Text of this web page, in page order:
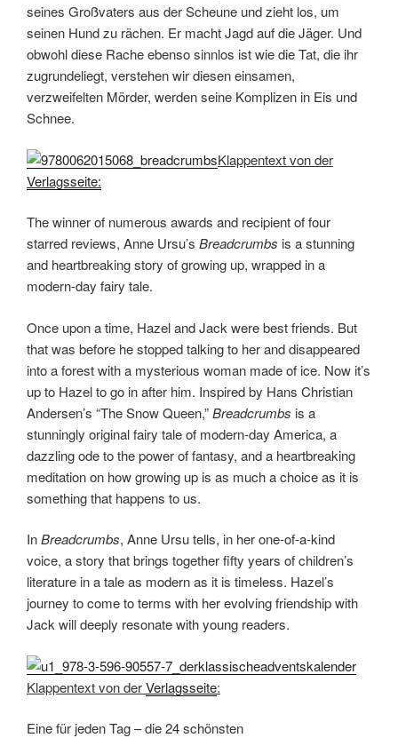
seines Großvaters aus der Scheune und zieht los, um
seinen Hund zu rächen. Er macht Jagd auf die Jäger. Und
obwohl diese Rache ebenso sinnlos ist wie die Tat, die ihr
zugrundeliegt, verstehen wir diesen einsamen,
verzweifelten Mörder, werden seine Komplizen in Eis und
Schnee.
Klappentext von der
Verlagsseite:
The winner of numerous awards and recipient of four
starred reviews, Anne Ursu’s Breadcrumbs is a stunning
and heartbreaking story of growing up, wrapped in a
modern-day fairy tale.
Once upon a time, Hazel and Jack were best friends. But
that was before he stopped talking to her and disappeared
into a forest with a mysterious woman made of ice. Now it’s
up to Hazel to go in after him. Inspired by Hans Christian
Andersen’s “The Snow Queen,”Breadcrumbs is a
stunningly original fairy tale of modern-day America, a
dazzling ode to the power of fantasy, and a heartbreaking
meditation on how growing up is as much a choice as it is
something that happens to us.
InBreadcrumbs, Anne Ursu tells, in her one-of-a-kind
voice, a story that brings together fifty years of children’s
literature in a tale as modern as it is timeless. Hazel’s
journey to come to terms with her evolving friendship with
Jack will deeply resonate with young readers.
Klappentext von derVerlagsseite:
Eine für jeden Tag – die 24 schönsten